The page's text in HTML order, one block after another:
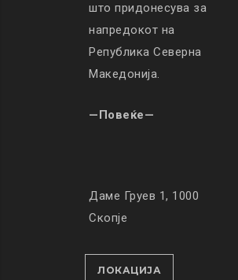
што придонесува за
напредокот на
Република Северна
Македонија.
—Повеќе—
Даме Груев 1, 1000
Скопје
ЛОКАЦИЈА